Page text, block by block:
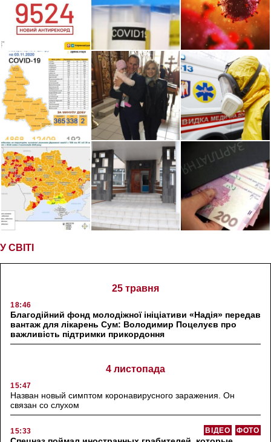
У СВІТІ
25 травня
18:46
Благодійний фонд молодіжної ініціативи «Надія» передав
вантаж для лікарень Сум: Володимир Поцелуєв про
важливість підтримки прикордоння
4 листопада
15:47
Назван новый симптом коронавирусного заражения. Он
связан со слухом
15:33 ФОТО
ВІДЕО